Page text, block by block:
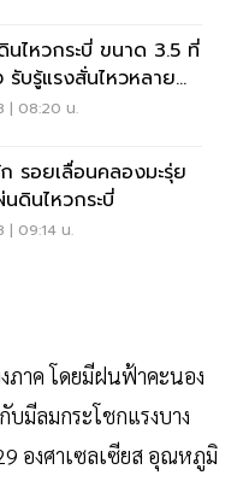
ไหวกระบี่ ขนาด 3.5 ที่
รับรู้แรงสั่นไหวหลาย
| 08:20 น.
รอยเลื่อนคลองมะรุ่ย
ดินไหวกระบี่
| 09:14 น.
ภาค โดยมีฝนฟ้าคะนอง
มีลมกระโชกแรงบาง
องศาเซลเซียส อุณหภูมิ